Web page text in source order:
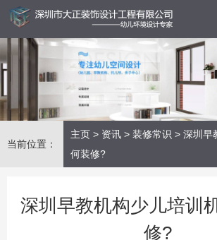
当前位置：
主页 > 资讯 > 装修常识 > 深圳早
何装修?
深圳早教机构少儿培训
修?